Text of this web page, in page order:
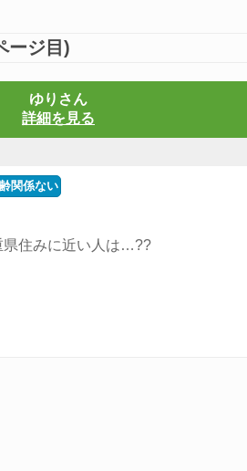
ージ目)
ゆりさん
詳細を見る
関係ない
県住みに近い人は…??